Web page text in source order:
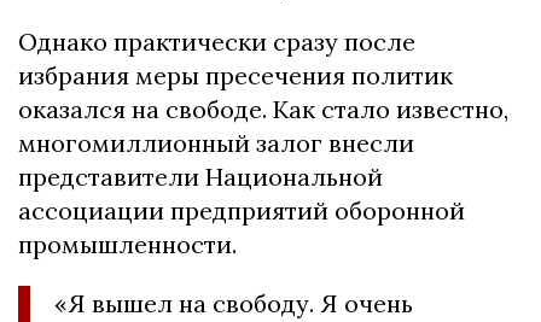
Однако практически сразу после
избрания меры пресечения политик
оказался на свободе. Как стало известно,
многомиллионный залог внесли
представители Национальной
ассоциации предприятий оборонной
промышленности.
«Я вышел на свободу. Я очень